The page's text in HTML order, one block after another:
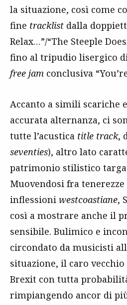
la situazione, così come
fine tracklist dalla
Relax…”/“The Steeple
fino al tripudio lisergico
free jam conclusiva
Accanto a simili scariche
accurata alternanza, ci
tutte l’acustica title track,
seventies), altro lato
patrimonio stilistico
Muovendosi fra
inflessioni westcoastiane,
così a mostrare anche il
sensibile. Bulimico e
circondato da musicisti
situazione, il caro
Brexit con tutta
rimpiangendo ancor di